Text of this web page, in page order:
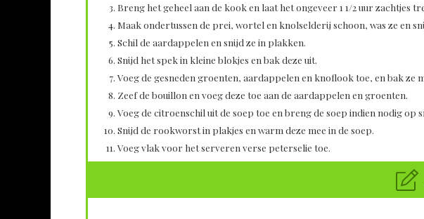
Breng het geheel aan de kook en laat het ongeveer 1 1/2 uur zachtjes
Maak ondertussen de prei, wortel en knolselderij schoon, was ze en
Schil de aardappelen en snijd ze in plakken.
Snijd het spek in kleine blokjes en bak deze uit.
Voeg de gesneden groenten, aardappelen en knoflook toe, en bak ze
Zeef de bouillon en voeg deze toe aan de aardappelen en groenten.
Voeg de citroenschil uit de soep toe en breng de soep indien nodig op
Snijd de rookworst in plakjes en warm deze mee in de soep.
Voeg vlak voor het serveren verse peterselie toe.